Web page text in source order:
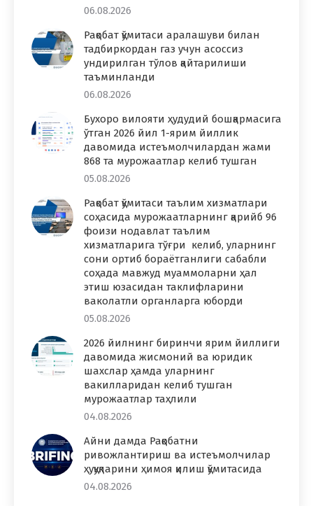
06.08.2026
Рақобат қўмитаси аралашуви билан
тадбиркордан газ учун асоссиз
ундирилган тўлов қайтарилиши
таъминланди
06.08.2026
Бухоро вилояти ҳудудий бошқармасига
ўтган 2026 йил 1-ярим йиллик
давомида истеъмолчилардан жами
868 та мурожаатлар келиб тушган
05.08.2026
Рақобат қўмитаси таълим хизматлари
соҳасида мурожаатларнинг қарийб 96
фоизи нодавлат таълим
хизматларига тўғри келиб, уларнинг
сони ортиб бораётганлиги сабабли
соҳада мавжуд муаммоларни ҳал
этиш юзасидан таклифларини
ваколатли органларга юборди
05.08.2026
2026 йилнинг биринчи ярим йиллиги
давомида жисмоний ва юридик
шахслар ҳамда уларнинг
вакилларидан келиб тушган
мурожаатлар таҳлили
04.08.2026
Айни дамда Рақобатни
ривожлантириш ва истеъмолчилар
ҳуқуқларини ҳимоя қилиш қўмитасида
04.08.2026